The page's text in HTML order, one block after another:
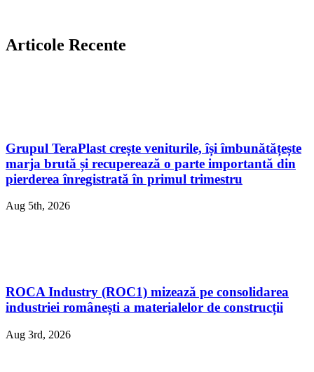
Articole Recente
Grupul TeraPlast crește veniturile, își îmbunătățește
marja brută și recuperează o parte importantă din
pierderea înregistrată în primul trimestru
Aug 5th, 2026
ROCA Industry (ROC1) mizează pe consolidarea
industriei românești a materialelor de construcții
Aug 3rd, 2026